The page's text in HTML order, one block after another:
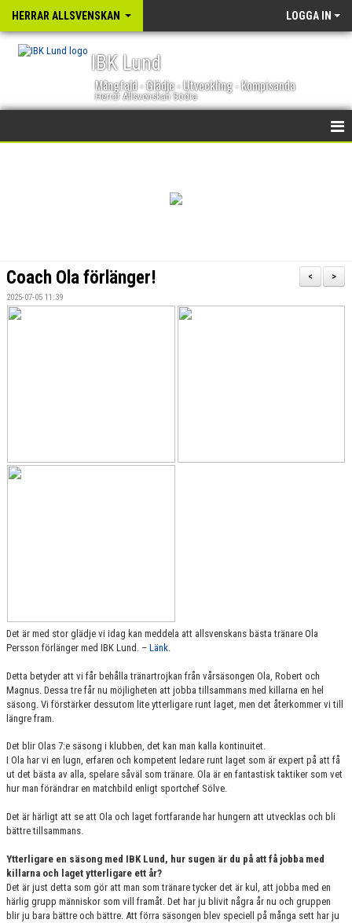
HERRAR ALLSVENSKAN LOGGA IN
IBK Lund
Mångfald - Glädje - Utveckling - Kompisanda
Herrar Allsvenskan Södra
GÄSTBOK
SKÅNEMÄSTERSKAPEN 21/22
>
<
Coach Ola förlänger!
2025-07-05 11:39
Det är med stor glädje vi idag kan meddela att allsvenskans bästa tränare Ola
Persson förlänger med IBK Lund. – Länk.
Detta betyder att vi får behålla tränartrojkan från vårsäsongen Ola, Robert och
Magnus. Dessa tre får nu möjligheten att jobba tillsammans med killarna en hel
säsong. Vi förstärker dessutom lite ytterligare runt laget, men det återkommer vi till
längre fram.
Det blir Olas 7:e säsong i klubben, det kan man kalla kontinuitet.
I Ola har vi en lugn, erfaren och kompetent ledare runt laget som är expert på att få
ut det bästa av alla, spelare såväl som tränare. Ola är en fantastisk taktiker som vet
hur man förändrar en matchbild enligt sportchef Sölve.
Det är härligt att se att Ola och laget fortfarande har hungern att utvecklas och bli
bättre tillsammans.
Ytterligare en säsong med IBK Lund, hur sugen är du på att få jobba med
killarna och laget ytterligare ett år?
Det är just detta som gör att man som tränare tycker det är kul, att jobba med en
härlig grupp människor som vill framåt. Det har ju blivit några år nu och gruppen
blir ju bara bättre och bättre. Att förra säsongen blev speciell på många sett har ju